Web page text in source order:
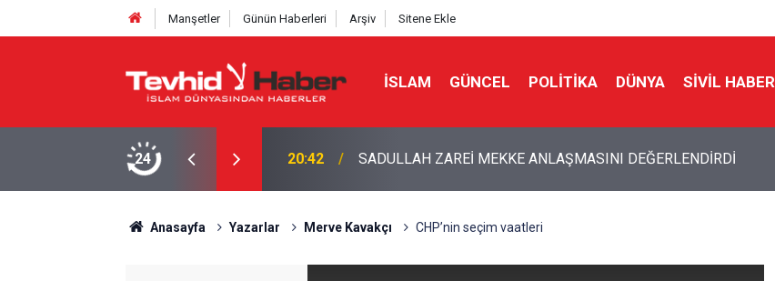
Manşetler Günün Haberleri Arşiv Sitene Ekle
İSLAM GÜNCEL POLITIKA DÜNYA SIVIL HABER
24
TAHRAN’DAN SERT YANIT 20:42 SADULLAH ZAREİ MEKKE ANLAŞMASINI DEĞERLENDİRDİ
Anasayfa Yazarlar Merve Kavakçı CHP’nin seçim vaatleri